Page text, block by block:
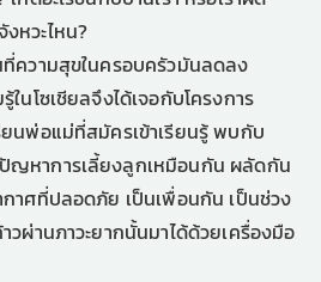
หวะไหน?
ความสุขในครอบครัวมันลดลง
นโซเชียลจึงได้เจอกับโครงการ
นพ่อแม่ที่สมัครเข้าเรียนรู้ พบกับ
ญหาการเลี้ยงลูกเหมือนกัน ผลัดกัน
าศที่ปลอดภัย เป็นเพื่อนกัน เป็นช่วง
วผ่านภาวะยากนั้นมาได้ด้วยเครื่องมือ